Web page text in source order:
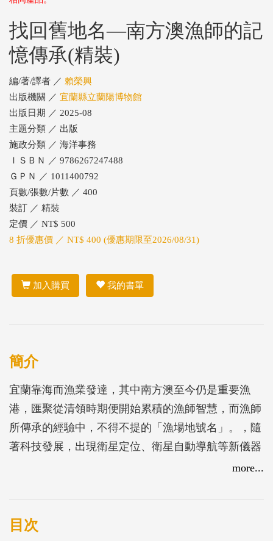
找回舊地名—南方澳漁師的記
憶傳承(精裝)
編/著/譯者 ／ 賴榮興
出版機關 ／ 宜蘭縣立蘭陽博物館
出版日期 ／ 2025-08
主題分類 ／ 出版
施政分類 ／ 海洋事務
ＩＳＢＮ ／ 9786267247488
ＧＰＮ ／ 1011400792
頁數/張數/片數 ／ 400
裝訂 ／ 精裝
定價 ／ NT$ 500
8 折優惠價 ／ NT$ 400 (優惠期限至2026/08/31)
加入購買 我的書單
簡介
宜蘭靠海而漁業發達，其中南方澳至今仍是重要漁
港，匯聚從清領時期便開始累積的漁師智慧，而漁師
所傳承的經驗中，不得不提的「漁場地號名」。，隨
著科技發展，出現衛星定位、衛星自動導航等新儀器
後，新㇐代的漁民改為仰賴衛星航儀，充滿先人智慧
為了保護珍貴的漁港文化，蘭陽博物館規劃出版「南
方澳漁師的地名記憶」
more...
目次